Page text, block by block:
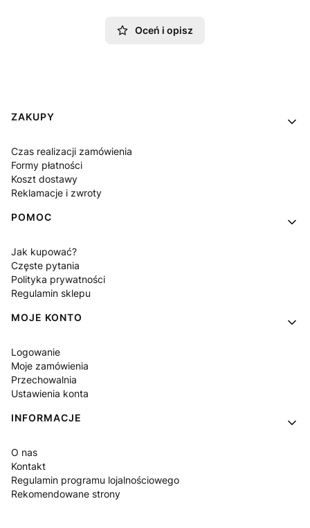
Oceń i opisz
Linki w stopce
ZAKUPY
Czas realizacji zamówienia
Formy płatności
Koszt dostawy
Reklamacje i zwroty
POMOC
Jak kupować?
Częste pytania
Polityka prywatności
Regulamin sklepu
MOJE KONTO
Logowanie
Moje zamówienia
Przechowalnia
Ustawienia konta
INFORMACJE
O nas
Kontakt
Regulamin programu lojalnościowego
Rekomendowane strony